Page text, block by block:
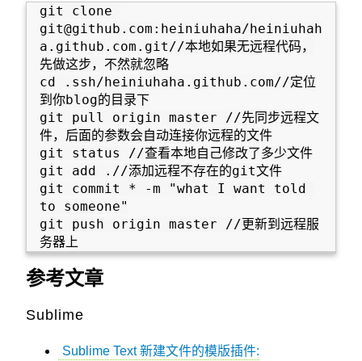
git clone
git@github.com:heiniuhaha/heiniuhah
a.github.com.git//本地如果无远程代码，
先做这步，不然就忽略
cd .ssh/heiniuhaha.github.com//定位
到你blog的目录下
git pull origin master //先同步远程文
件，后面的参数会自动连接你远程的文件
git status //查看本地自己修改了多少文件
git add .//添加远程不存在的git文件
git commit * -m "what I want told
to someone"
git push origin master //更新到远程服
参考文章
Sublime
Sublime Text 新建文件的模版插件: